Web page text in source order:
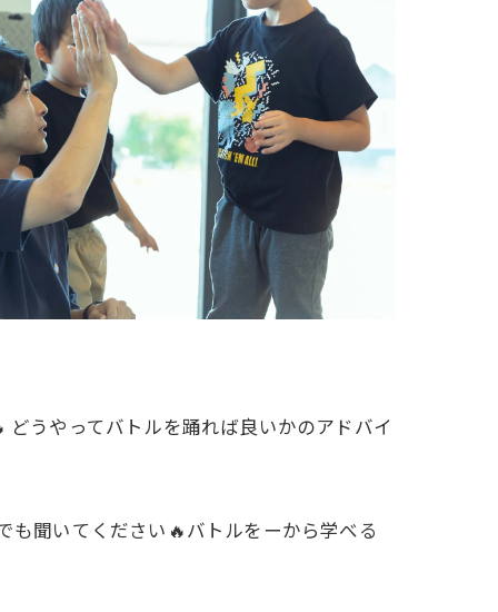
うやってバトルを踊れば良いかのアドバイ
も聞いてください🔥バトルをーから学べる